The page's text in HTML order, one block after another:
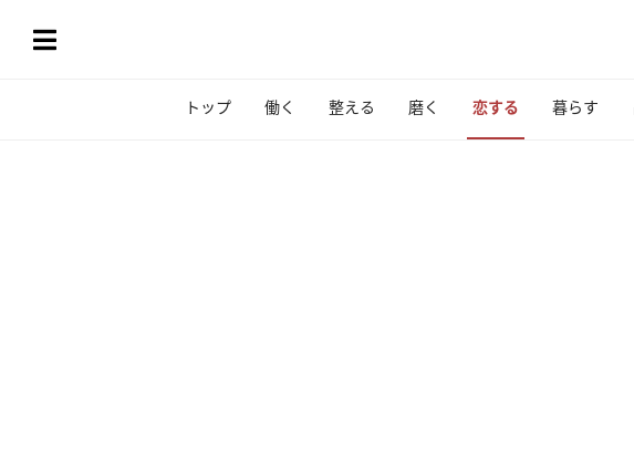
トップ 働く 整える 磨く 恋する 暮らす